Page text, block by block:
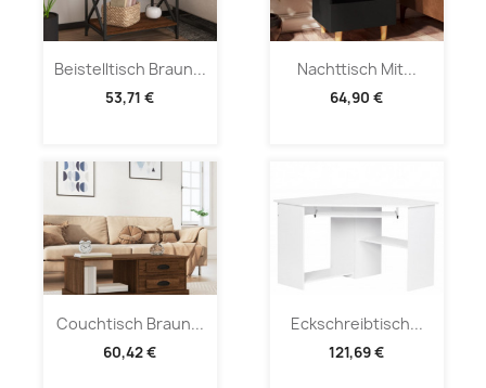
Beistelltisch Braun...
53,71 €
Nachttisch Mit...
64,90 €
Couchtisch Braun...
60,42 €
Eckschreibtisch...
121,69 €